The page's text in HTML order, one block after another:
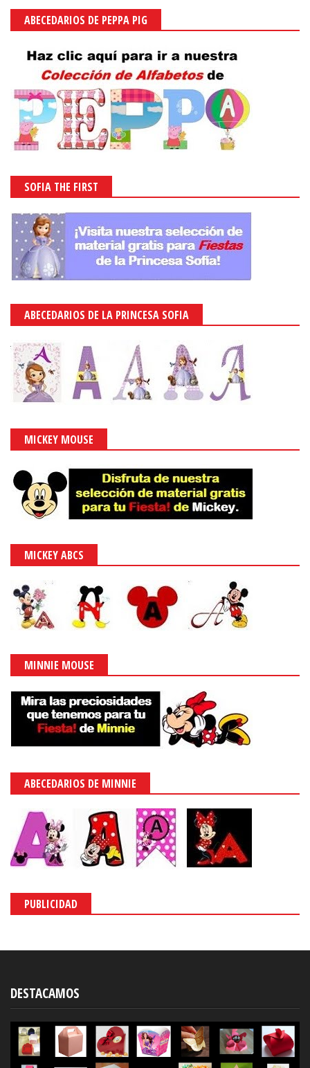
ABECEDARIOS DE PEPPA PIG
SOFIA THE FIRST
ABECEDARIOS DE LA PRINCESA SOFIA
MICKEY MOUSE
MICKEY ABCS
MINNIE MOUSE
ABECEDARIOS DE MINNIE
PUBLICIDAD
DESTACAMOS